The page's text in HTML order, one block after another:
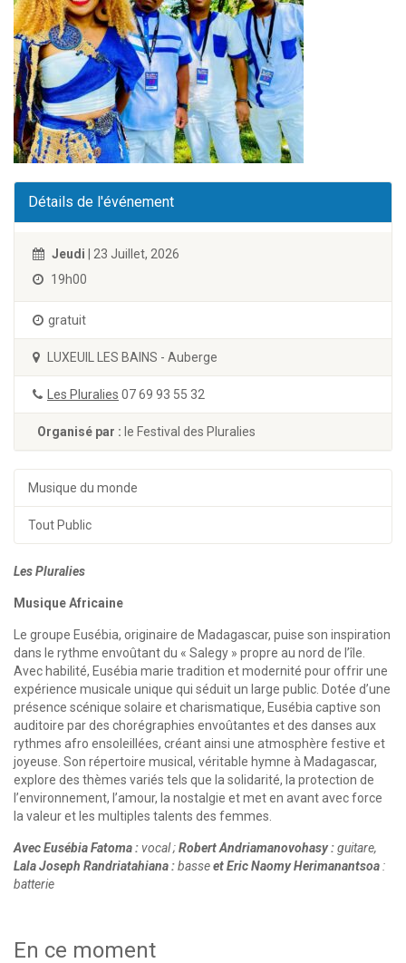
Détails de l'événement
Jeudi | 23 Juillet, 2026
19h00
gratuit
LUXEUIL LES BAINS - Auberge
Les Pluralies 07 69 93 55 32
Organisé par : le Festival des Pluralies
Musique du monde
Tout Public
Les Pluralies
Musique Africaine
Le groupe Eusébia, originaire de Madagascar, puise son inspiration
dans le rythme envoûtant du « Salegy » propre au nord de l’île.
Avec habilité, Eusébia marie tradition et modernité pour offrir une
expérience musicale unique qui séduit un large public. Dotée d’une
présence scénique solaire et charismatique, Eusébia captive son
auditoire par des chorégraphies envoûtantes et des danses aux
rythmes afro ensoleillées, créant ainsi une atmosphère festive et
joyeuse. Son répertoire musical, véritable hymne à Madagascar,
explore des thèmes variés tels que la solidarité, la protection de
l’environnement, l’amour, la nostalgie et met en avant avec force
la valeur et les multiples talents des femmes.
Avec Eusébia Fatoma :vocal ;Robert Andriamanovohasy :guitare,
Lala Joseph Randriatahiana :basseet Eric Naomy Herimanantsoa :
batterie
En ce moment